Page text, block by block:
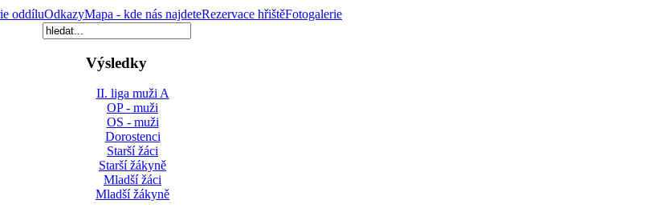
oddíluOdkazyMapa - kde nás najdeteRezervace hřištěFotogalerie
Výsledky
II. liga muži A
OP - muži
OS - muži
Dorostenci
Starší žáci
Starší žákyně
Mladší žáci
Mladší žákyně